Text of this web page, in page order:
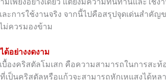
เพียงอย่างเดียว แต่ยังมีความทนทานและใช้ง
การใช้งานจริง จากนี้ไปคือสรุปจุดเด่นสำคัญ
ม่ควรมองข้าม
อย่างงดงาม
บื้องคริสตัลโมเสก คือความสามารถในการสะ
ที่เป็นคริสตัลหรือแก้วจะสามารถหักเหแสงได้ห